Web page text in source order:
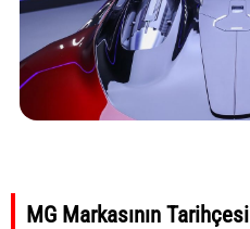
MG Markasının Tarihçesi